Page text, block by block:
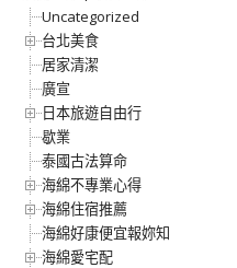
Uncategorized
台北美食
居家清潔
廣宣
日本旅遊自由行
歇業
泰國古法算命
海綿不專業心得
海綿住宿推薦
海綿好康便宜報妳知
海綿愛宅配